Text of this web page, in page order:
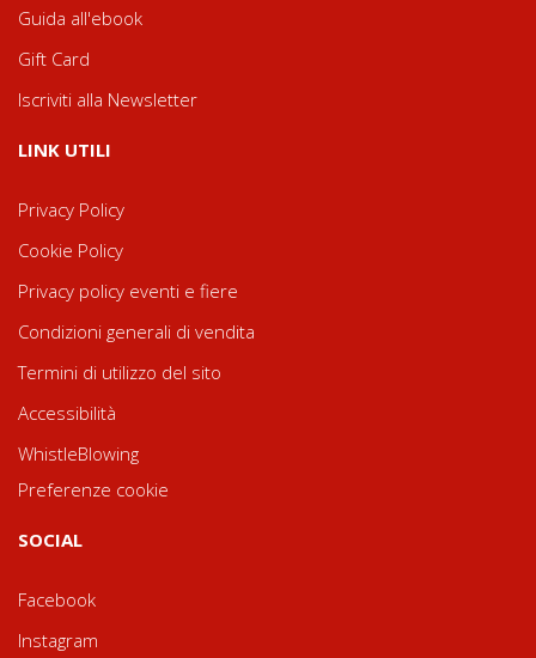
Guida all'ebook
Gift Card
Iscriviti alla Newsletter
LINK UTILI
Privacy Policy
Cookie Policy
Privacy policy eventi e fiere
Condizioni generali di vendita
Termini di utilizzo del sito
Accessibilità
WhistleBlowing
Preferenze cookie
SOCIAL
Facebook
Instagram